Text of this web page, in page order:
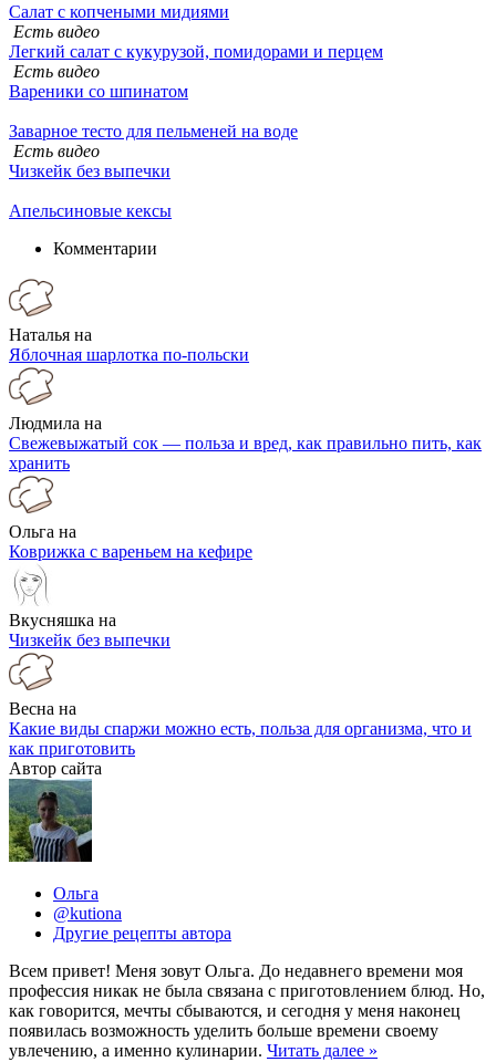
Салат с копчеными мидиями
Есть видео
Легкий салат с кукурузой, помидорами и перцем
Есть видео
Вареники со шпинатом
Заварное тесто для пельменей на воде
Есть видео
Чизкейк без выпечки
Апельсиновые кексы
Комментарии
Наталья на
Яблочная шарлотка по-польски
Людмила на
Свежевыжатый сок — польза и вред, как правильно пить, как
хранить
Ольга на
Коврижка с вареньем на кефире
Вкусняшка на
Чизкейк без выпечки
Весна на
Какие виды спаржи можно есть, польза для организма, что и
как приготовить
Автор сайта
Ольга
@kutiona
Другие рецепты автора
Всем привет! Меня зовут Ольга. До недавнего времени моя
профессия никак не была связана с приготовлением блюд. Но,
как говорится, мечты сбываются, и сегодня у меня наконец
появилась возможность уделить больше времени своему
увлечению, а именно кулинарии. Читать далее »